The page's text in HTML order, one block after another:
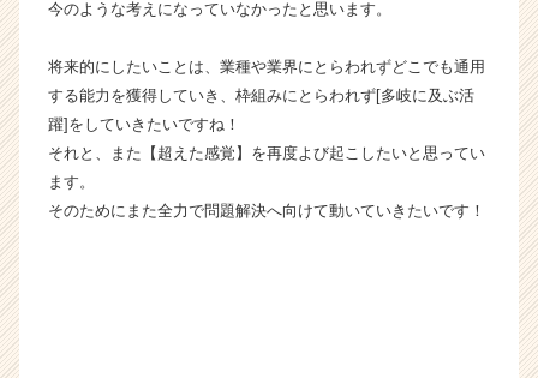
今のような考えになっていなかったと思います。
将来的にしたいことは、業種や業界にとらわれずどこでも通用
する能力を獲得していき、枠組みにとらわれず[多岐に及ぶ活
躍]をしていきたいですね！
それと、また【超えた感覚】を再度よび起こしたいと思ってい
ます。
そのためにまた全力で問題解決へ向けて動いていきたいです！